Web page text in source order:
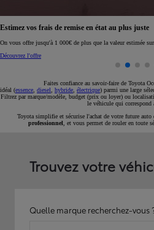
Réservez en ligne votre occasion pour 1€
Réservez en ligne
Faites confiance au savoir-faire de Toyota
idéal (essence diesel hybride électrique) parmi une large
Filtrez par marque/modèle, budget (prix ou loyer) ou
le véhicule qui correspond
Toyota simplifie et sécurise l'achat de votre future auto
professionnel , et vous permet de rouler en toute
Trouvez votre
Quelle marque recherchez-vous